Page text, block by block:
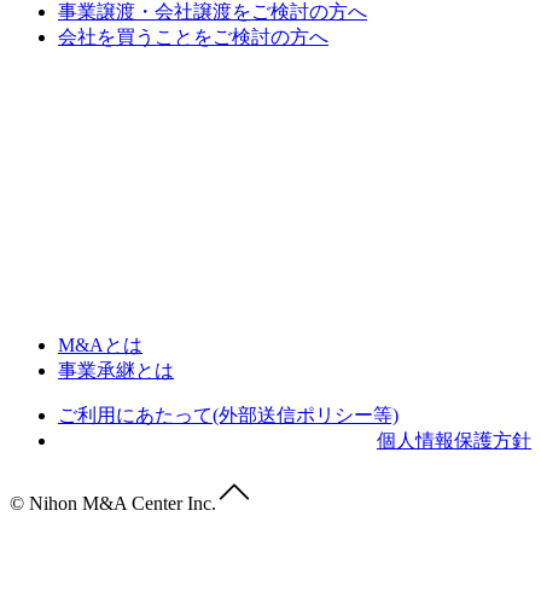
事業譲渡・会社譲渡をご検討の方へ
会社を買うことをご検討の方へ
M&Aとは
事業承継とは
ご利用にあたって(外部送信ポリシー等)
個人情報保護方針
© Nihon M&A Center Inc.